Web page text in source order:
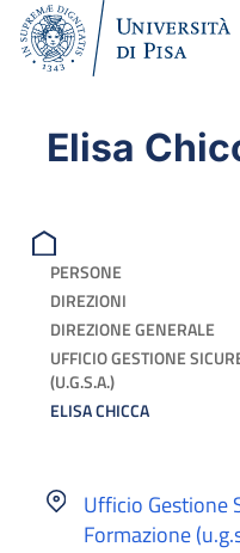
Elisa
PERSONE
DIREZIONI
DIREZIONE GENERALE
UFFICIO GESTIONE
(U.G.S.A.)
ELISA CHICCA
Ufficio Gestione
Formazione